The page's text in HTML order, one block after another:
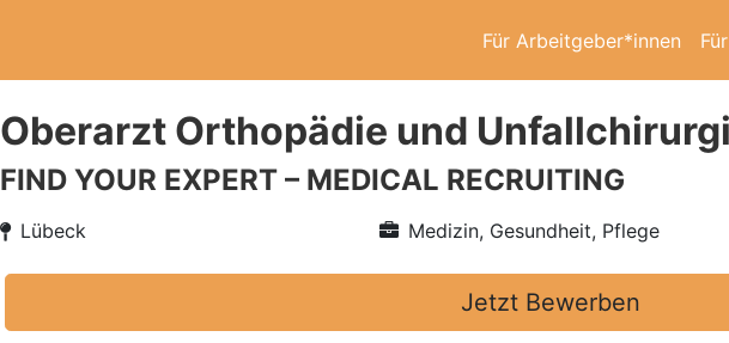
Für Arbeitgeber*innen
Oberarzt Orthopädie und
FIND YOUR EXPERT – MEDICAL RECRUITING
Lübeck Medizin, Gesundheit, Pflege
Jetzt Bewerben